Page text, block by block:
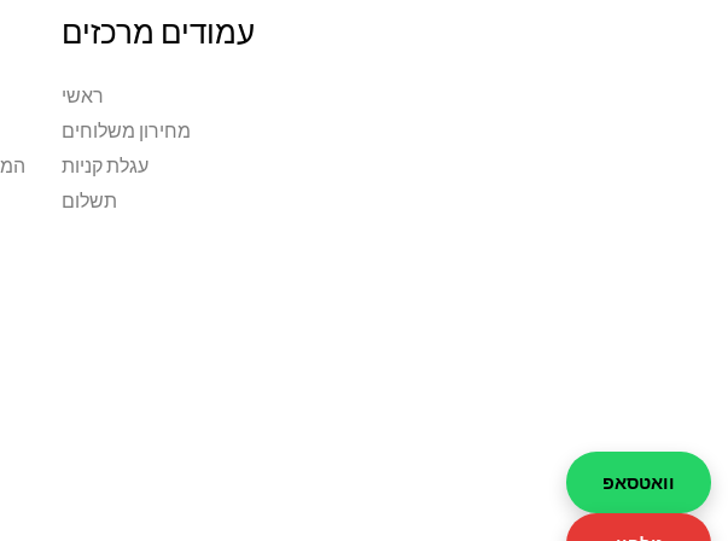
עמודים מרכזים
ראשי
מחירון משלוחים
עגלת קניות
תשלום
וואטסאפ